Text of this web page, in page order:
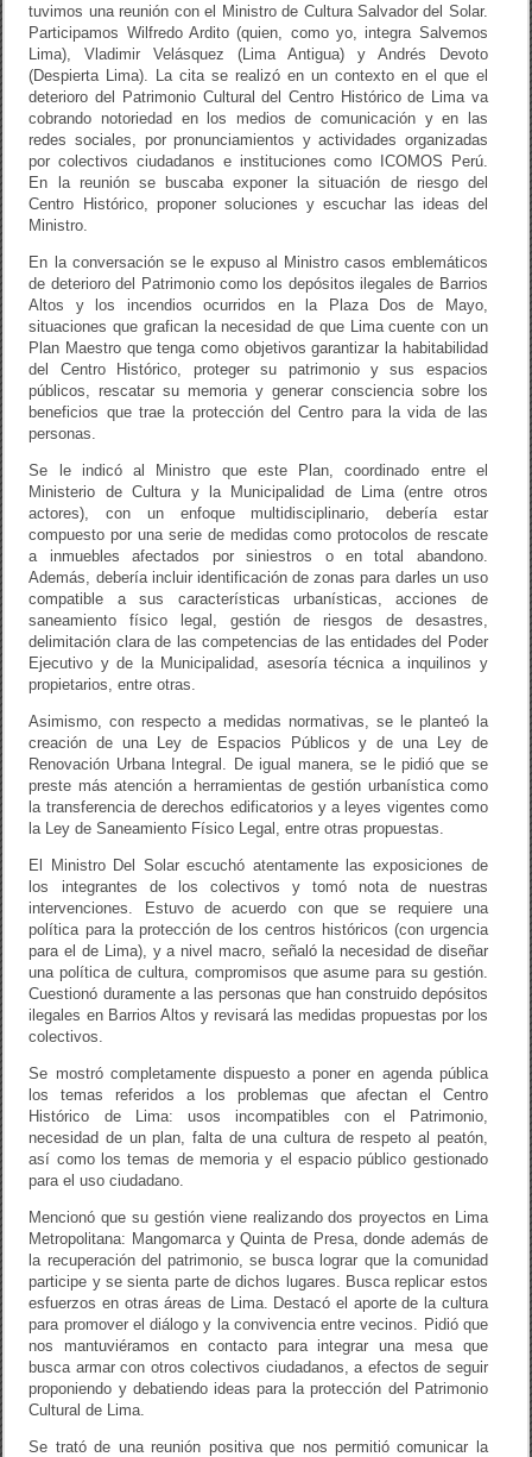
tuvimos una reunión con el Ministro de Cultura Salvador del Solar.
Participamos Wilfredo Ardito (quien, como yo, integra Salvemos
Lima), Vladimir Velásquez (Lima Antigua) y Andrés Devoto
(Despierta Lima). La cita se realizó en un contexto en el que el
deterioro del Patrimonio Cultural del Centro Histórico de Lima va
cobrando notoriedad en los medios de comunicación y en las
redes sociales, por pronunciamientos y actividades organizadas
por colectivos ciudadanos e instituciones como ICOMOS Perú.
En la reunión se buscaba exponer la situación de riesgo del
Centro Histórico, proponer soluciones y escuchar las ideas del
Ministro.
En la conversación se le expuso al Ministro casos emblemáticos
de deterioro del Patrimonio como los depósitos ilegales de Barrios
Altos y los incendios ocurridos en la Plaza Dos de Mayo,
situaciones que grafican la necesidad de que Lima cuente con un
Plan Maestro que tenga como objetivos garantizar la habitabilidad
del Centro Histórico, proteger su patrimonio y sus espacios
públicos, rescatar su memoria y generar consciencia sobre los
beneficios que trae la protección del Centro para la vida de las
personas.
Se le indicó al Ministro que este Plan, coordinado entre el
Ministerio de Cultura y la Municipalidad de Lima (entre otros
actores), con un enfoque multidisciplinario, debería estar
compuesto por una serie de medidas como protocolos de rescate
a inmuebles afectados por siniestros o en total abandono.
Además, debería incluir identificación de zonas para darles un uso
compatible a sus características urbanísticas, acciones de
saneamiento físico legal, gestión de riesgos de desastres,
delimitación clara de las competencias de las entidades del Poder
Ejecutivo y de la Municipalidad, asesoría técnica a inquilinos y
propietarios, entre otras.
Asimismo, con respecto a medidas normativas, se le planteó la
creación de una Ley de Espacios Públicos y de una Ley de
Renovación Urbana Integral. De igual manera, se le pidió que se
preste más atención a herramientas de gestión urbanística como
la transferencia de derechos edificatorios y a leyes vigentes como
la Ley de Saneamiento Físico Legal, entre otras propuestas.
El Ministro Del Solar escuchó atentamente las exposiciones de
los integrantes de los colectivos y tomó nota de nuestras
intervenciones. Estuvo de acuerdo con que se requiere una
política para la protección de los centros históricos (con urgencia
para el de Lima), y a nivel macro, señaló la necesidad de diseñar
una política de cultura, compromisos que asume para su gestión.
Cuestionó duramente a las personas que han construido depósitos
ilegales en Barrios Altos y revisará las medidas propuestas por los
colectivos.
Se mostró completamente dispuesto a poner en agenda pública
los temas referidos a los problemas que afectan el Centro
Histórico de Lima: usos incompatibles con el Patrimonio,
necesidad de un plan, falta de una cultura de respeto al peatón,
así como los temas de memoria y el espacio público gestionado
para el uso ciudadano.
Mencionó que su gestión viene realizando dos proyectos en Lima
Metropolitana: Mangomarca y Quinta de Presa, donde además de
la recuperación del patrimonio, se busca lograr que la comunidad
participe y se sienta parte de dichos lugares. Busca replicar estos
esfuerzos en otras áreas de Lima. Destacó el aporte de la cultura
para promover el diálogo y la convivencia entre vecinos. Pidió que
nos mantuviéramos en contacto para integrar una mesa que
busca armar con otros colectivos ciudadanos, a efectos de seguir
proponiendo y debatiendo ideas para la protección del Patrimonio
Cultural de Lima.
Se trató de una reunión positiva que nos permitió comunicar la